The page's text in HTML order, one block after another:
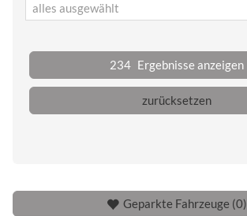
alles ausgewählt
234 Ergebnisse anzeigen
zurücksetzen
Geparkte Fahrzeuge (0)